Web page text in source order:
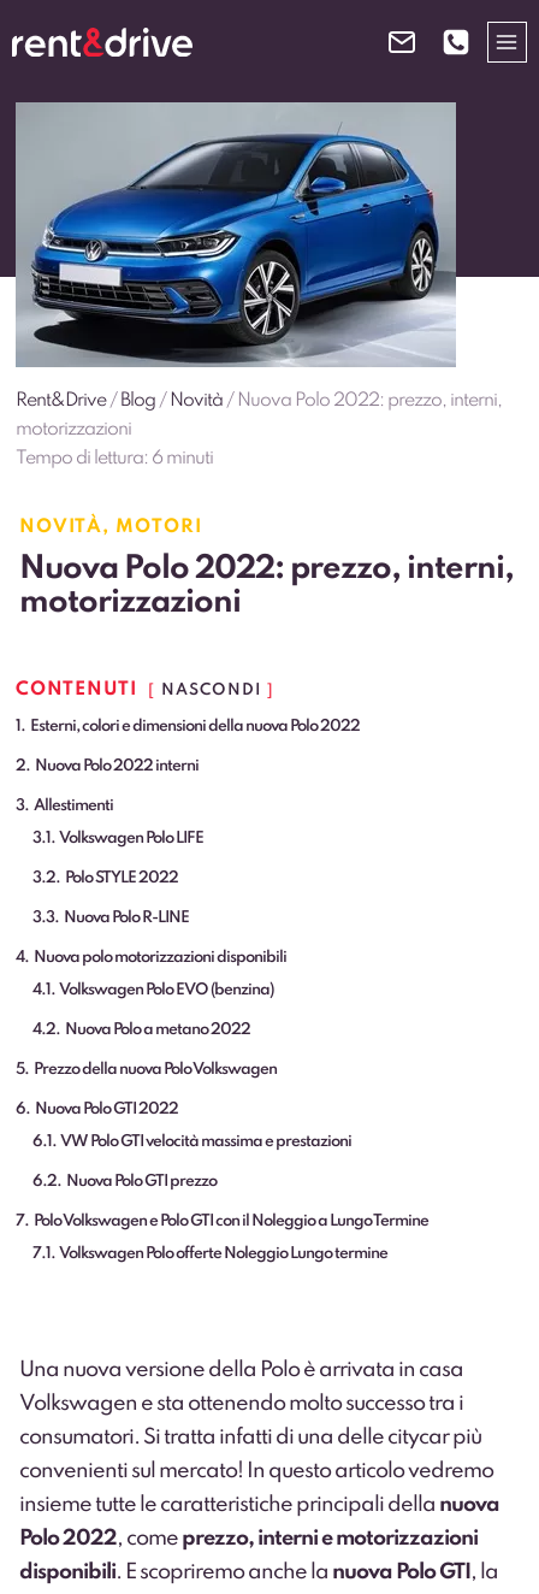
al
Rent&Drive/ Blog / Novità / Nuova Polo 2022: prezzo, interni,
motorizzazioni
Tempo di lettura: 6 minuti
NOVITÀ, MOTORI
Nuova Polo 2022: prezzo, interni,
motorizzazioni
CONTENUTI NASCONDI
1 Esterni, colori e dimensioni della nuova Polo 2022
2 Nuova Polo 2022 interni
3 Allestimenti
3.1 Volkswagen Polo LIFE
3.2 Polo STYLE 2022
3.3 Nuova Polo R-LINE
4 Nuova polo motorizzazioni disponibili
4.1 Volkswagen Polo EVO (benzina)
4.2 Nuova Polo a metano 2022
5 Prezzo della nuova Polo Volkswagen
6 Nuova Polo GTI 2022
6.1 VW Polo GTI velocità massima e prestazioni
6.2 Nuova Polo GTI prezzo
7 Polo Volkswagen e Polo GTI con il Noleggio a Lungo Termine
7.1 Volkswagen Polo offerte Noleggio Lungo termine
Una nuova versione della Polo è arrivata in casa
Volkswagen e sta ottenendo molto successo tra i
consumatori. Si tratta infatti di una delle citycar più
convenienti sul mercato! In questo articolo vedremo
insieme tutte le caratteristiche principali della nuova
Polo 2022, come prezzo, interni e motorizzazioni
disponibili. E scopriremo anche la nuova Polo GTI , la